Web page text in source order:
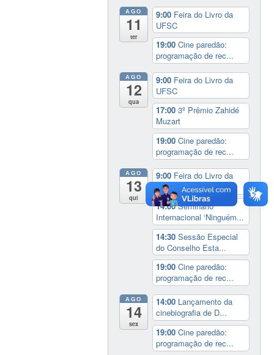
AGO
11
ter
9:00 Feira do Livro da
UFSC
19:00Cine paredão:
programação de rec...
AGO
12
qua
9:00 Feira do Livro da
UFSC
17:003º Prêmio Zahidé
Muzart
19:00Cine paredão:
programação de rec...
AGO
13
qui
9:00 Feira do Livro da
UFSC
14:00Seminário
Internacional ‘Ninguém...
14:30Sessão Especial
do Conselho Esta...
19:00Cine paredão:
programação de rec...
AGO
14
sex
14:00 Lançamento da
cinebiografia de D...
19:00Cine paredão:
programação de rec...